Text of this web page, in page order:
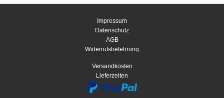
Impressum
Datenschutz
AGB
Widerrufsbelehrung
Versandkosten
Lieferzeiten